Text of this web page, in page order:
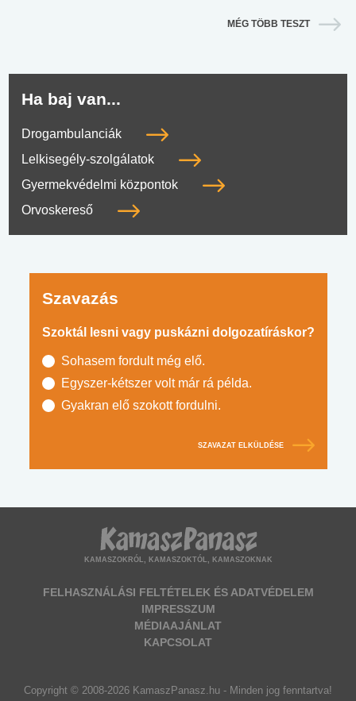
MÉG TÖBB TESZT
Ha baj van...
Drogambulanciák
Lelkisegély-szolgálatok
Gyermekvédelmi központok
Orvoskereső
Szavazás
Szoktál lesni vagy puskázni dolgozatíráskor?
Sohasem fordult még elő.
Egyszer-kétszer volt már rá példa.
Gyakran elő szokott fordulni.
SZAVAZAT ELKÜLDÉSE
KAMASZOKRÓL, KAMASZOKTÓL, KAMASZOKNAK
FELHASZNÁLÁSI FELTÉTELEK ÉS ADATVÉDELEM
IMPRESSZUM
MÉDIAAJÁNLAT
KAPCSOLAT
Copyright © 2008-2026 KamaszPanasz.hu - Minden jog fenntartva!